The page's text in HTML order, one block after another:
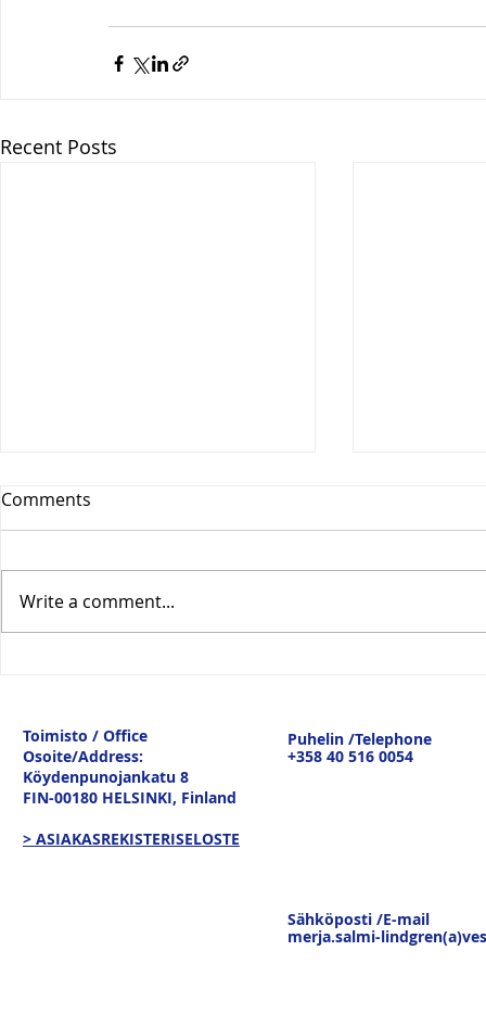
Recent Posts
keskustelu
Comments
Write a comment...
Toimisto / Office
Osoite/Address:
Köydenpunojankatu 8
FIN-00180 HELSINKI, Finland
> ASIAKASREKISTERISELOSTE
Puhelin /Telephone
+358 40 516 0054
Sähköposti /E-mail
merja.salmi-